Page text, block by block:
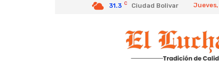
31.3 C Ciudad Bolivar